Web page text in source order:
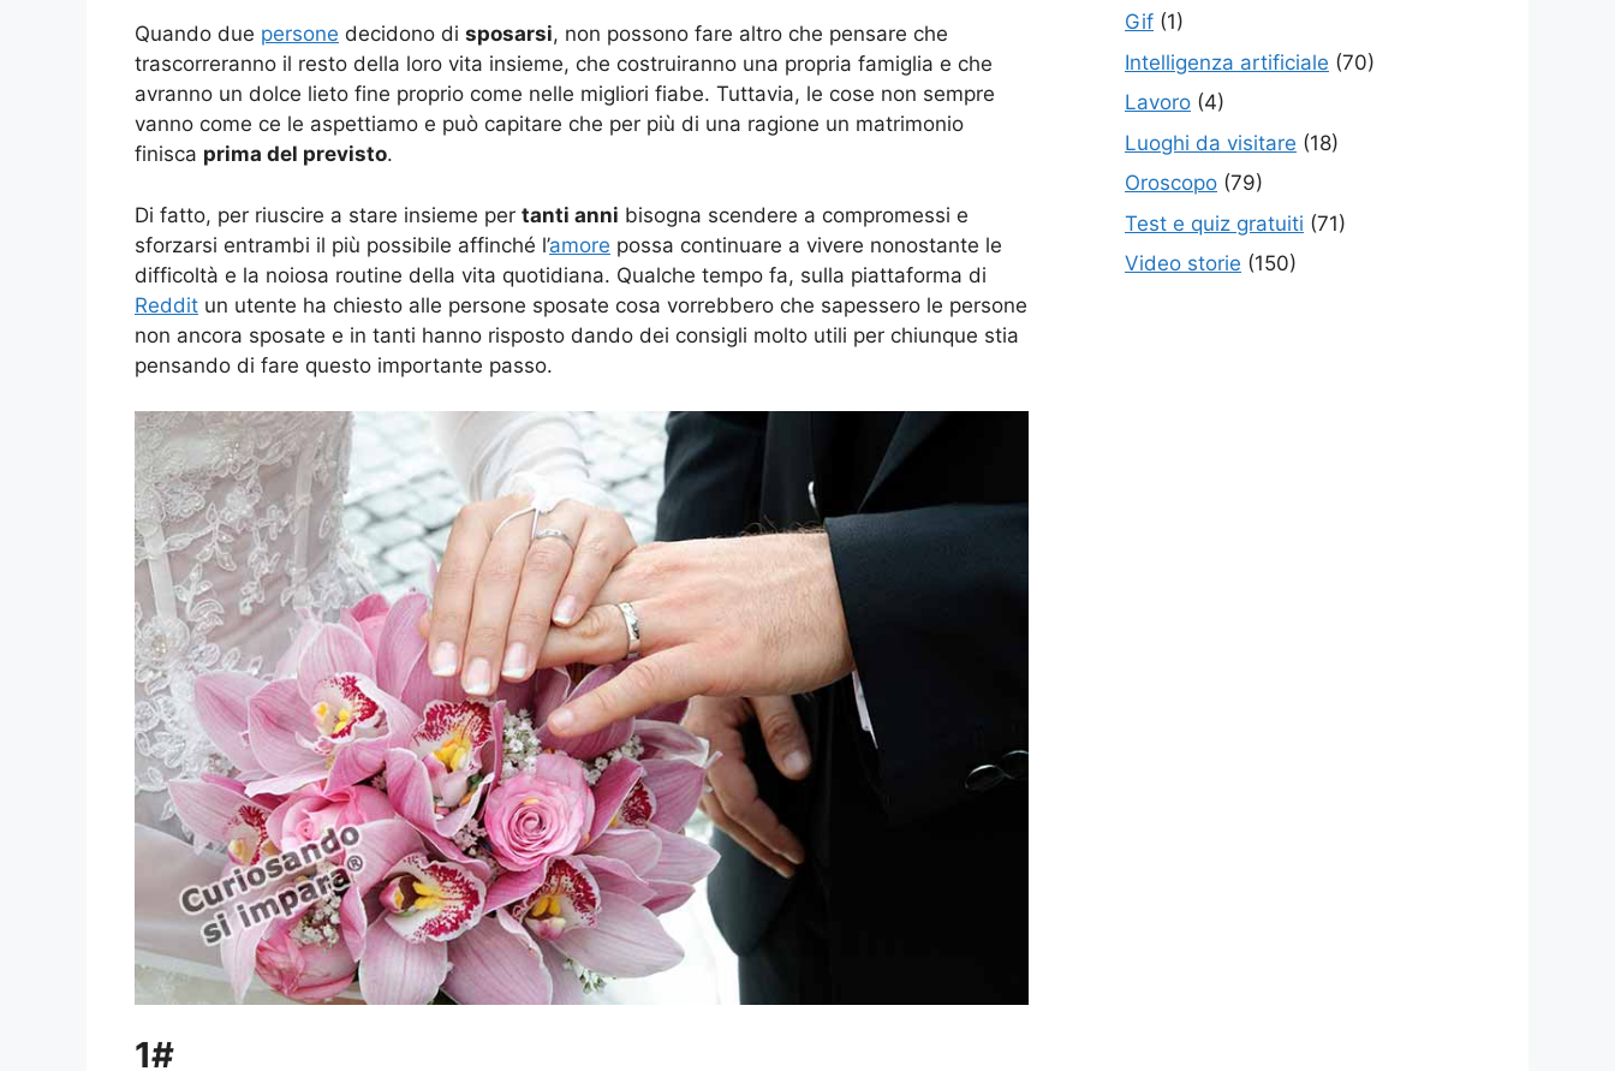
Quando due persone decidono di sposarsi, non possono fare altro che pensare che
trascorreranno il resto della loro vita insieme, che costruiranno una propria famiglia e che
avranno un dolce lieto fine proprio come nelle migliori fiabe. Tuttavia, le cose non sempre
vanno come ce le aspettiamo e può capitare che per più di una ragione un matrimonio
finisca prima del previsto.
Di fatto, per riuscire a stare insieme per tanti anni bisogna scendere a compromessi e
sforzarsi entrambi il più possibile affinché l’amore possa continuare a vivere nonostante le
difficoltà e la noiosa routine della vita quotidiana. Qualche tempo fa, sulla piattaforma di
Reddit un utente ha chiesto alle persone sposate cosa vorrebbero che sapessero le persone
non ancora sposate e in tanti hanno risposto dando dei consigli molto utili per chiunque stia
pensando di fare questo importante passo.
1#
Gif (1)
Intelligenza artificiale (70)
Lavoro (4)
Luoghi da visitare (18)
Oroscopo (79)
Test e quiz gratuiti (71)
Video storie (150)